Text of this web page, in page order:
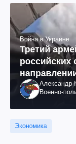
Война в Украине
Третий
российских
как этоАлександр
Военно-
Экономика